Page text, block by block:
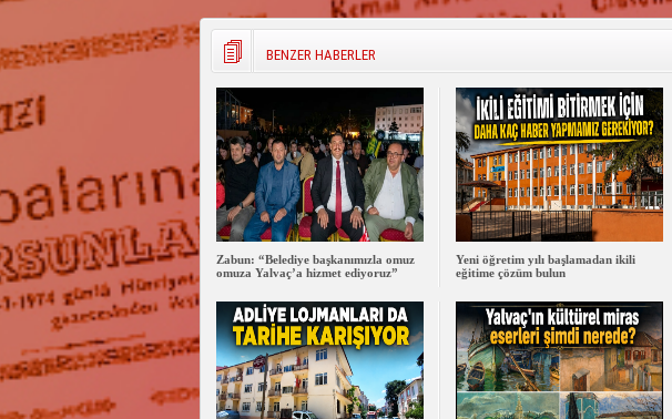
BENZER HABERLER
Zabun: “Belediye başkanımızla omuz
omuza Yalvaç’a hizmet ediyoruz”
Yeni öğretim yılı başlamadan ikili
eğitime çözüm bulun